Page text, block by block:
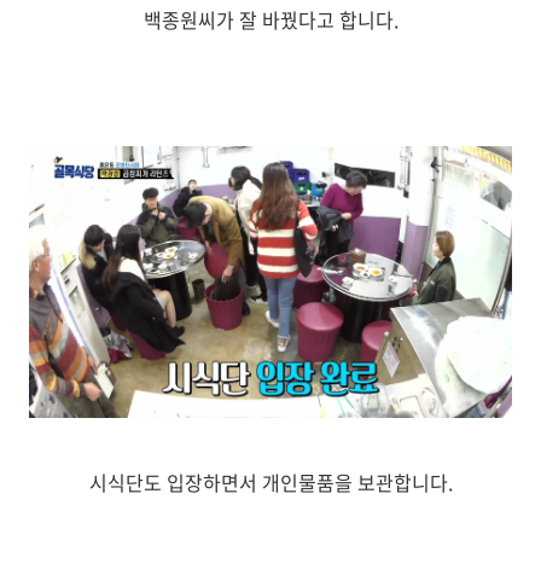
백종원씨가 잘 바꿨다고 합니다.
시식단도 입장하면서 개인물품을 보관합니다.